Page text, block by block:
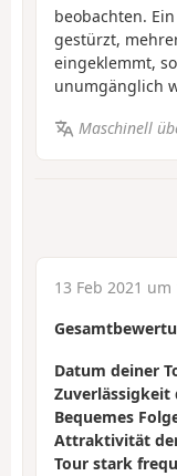
beobachten.
gestürzt,
eingeklemmt,
unumgänglich
Maschinell
13 Feb 2021 um
Datum deiner
Zuverlässigkeit
Bequemes
Attraktivität
Tour stark